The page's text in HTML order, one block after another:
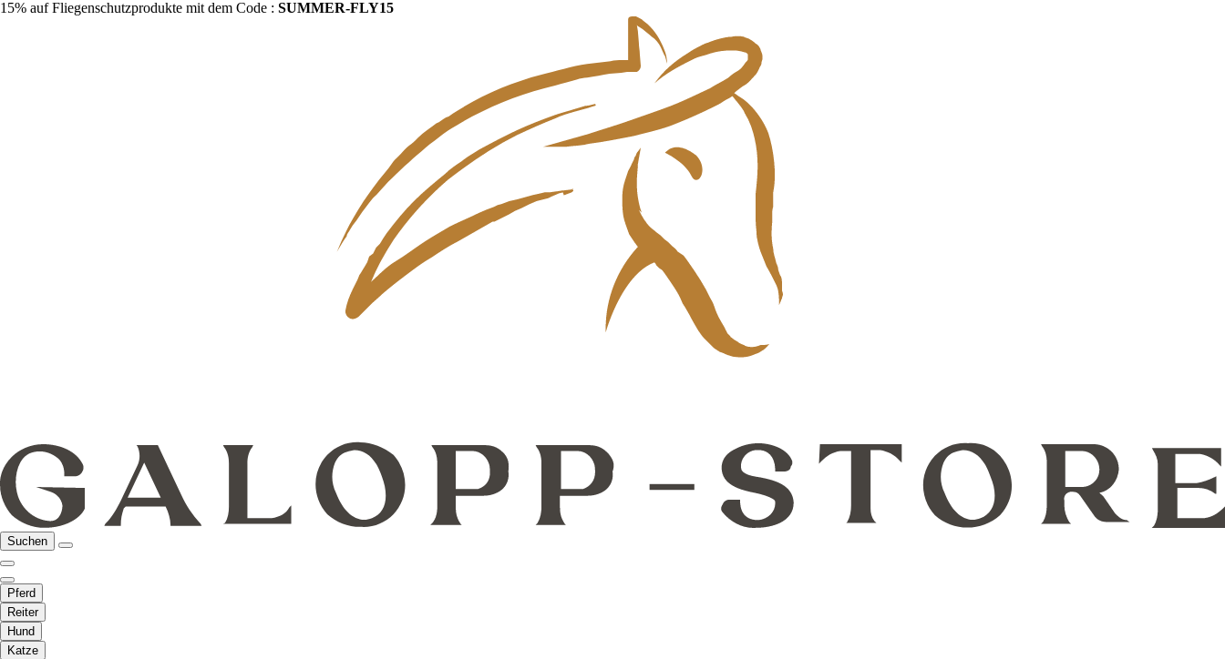
15% auf Fliegenschutzprodukte mit dem Code : SUMMER-FLY15
Suchen
Pferd
Reiter
Hund
Katze